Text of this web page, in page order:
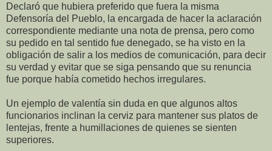
Declaró que hubiera preferido que fuera la misma
Defensoría del Pueblo, la encargada de hacer la aclaración
correspondiente mediante una nota de prensa, pero como
su pedido en tal sentido fue denegado, se ha visto en la
obligación de salir a los medios de comunicación, para decir
su verdad y evitar que se siga pensando que su renuncia
fue porque había cometido hechos irregulares.
Un ejemplo de valentía sin duda en que algunos altos
funcionarios inclinan la cerviz para mantener sus platos de
lentejas, frente a humillaciones de quienes se sienten
superiores.